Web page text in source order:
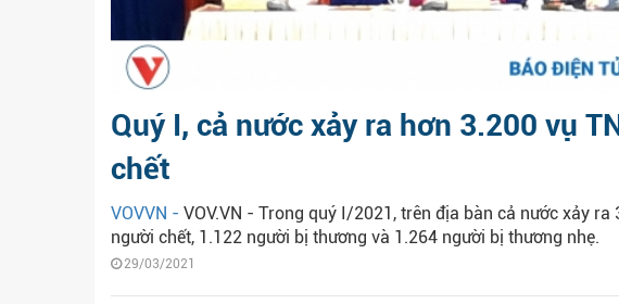
Quý I, cả nước xảy ra hơn 3.200 vụ
chết
VOVVN - VOV.VN - Trong quý I/2021, trên địa bàn cả nước xảy
người chết, 1.122 người bị thương và 1.264 người bị thương nhẹ.
29/03/2021